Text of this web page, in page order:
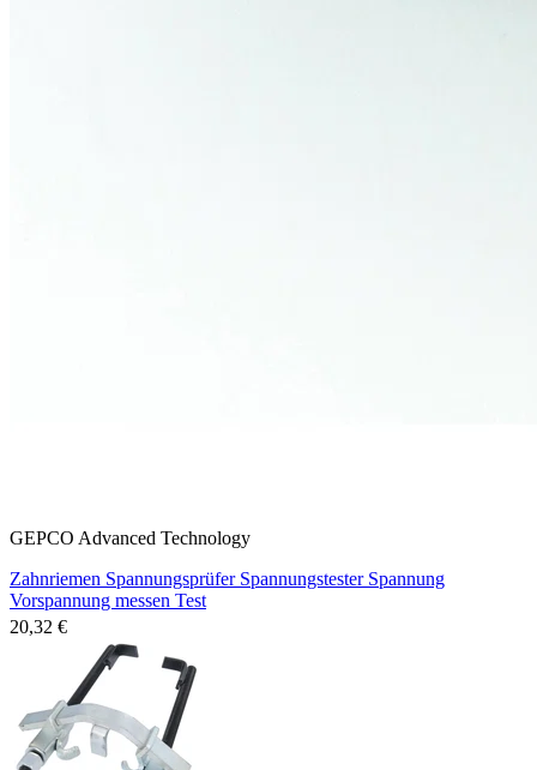
GEPCO Advanced Technology
Zahnriemen Spannungsprüfer Spannungstester Spannung
Vorspannung messen Test
20,32 €